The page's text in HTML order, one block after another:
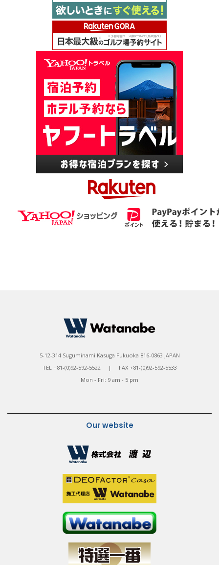
5-12-314 Suguminami Kasuga Fukuoka 816-0863 JAPAN
TEL +81-(0)92-592-5522 | FAX +81-(0)92-592-5533
Mon - Fri: 9 am - 5 pm
Our website